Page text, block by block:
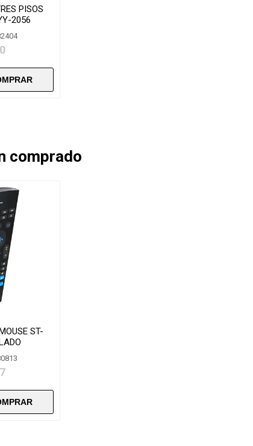
PISOS
2056
comprado
ST-